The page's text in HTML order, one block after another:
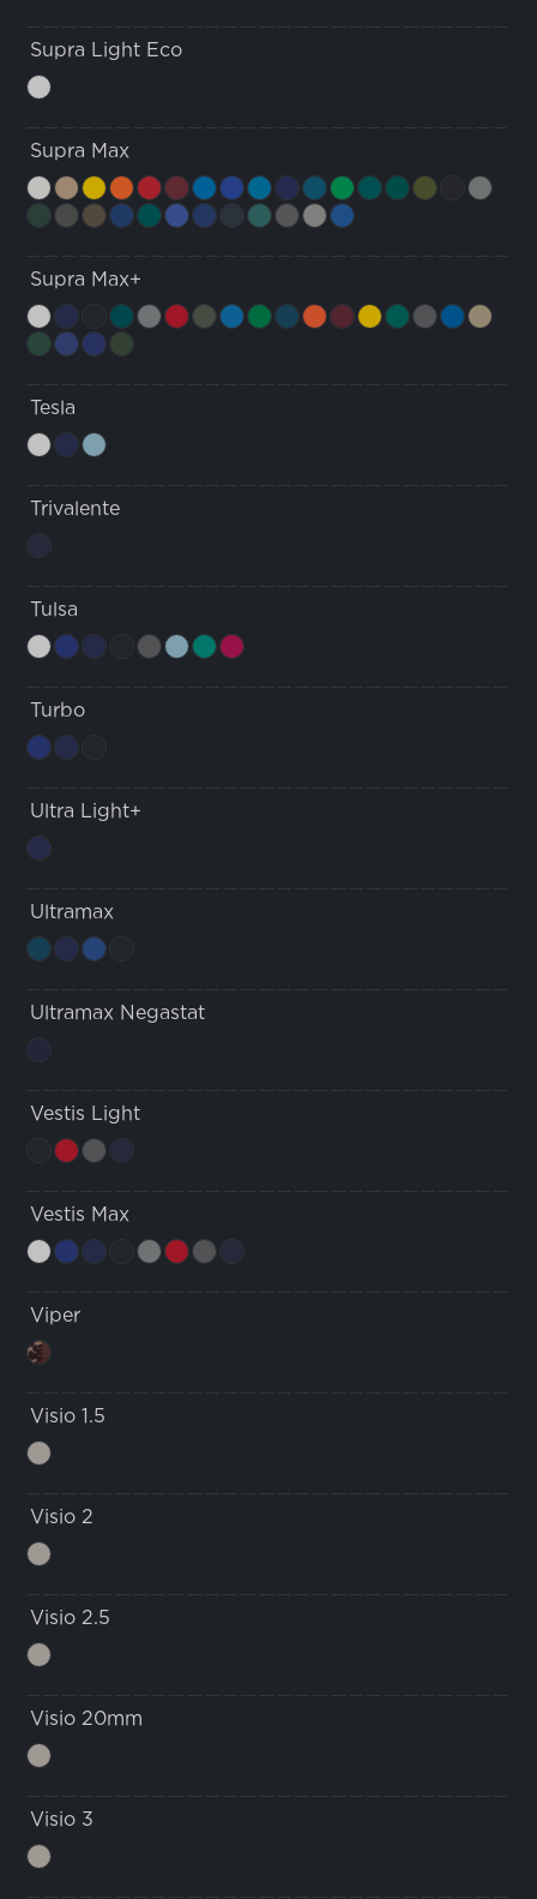
Supra Light Eco
Supra Max
Supra Max+
Tesla
Trivalente
Tulsa
Turbo
Ultra Light+
Ultramax
Ultramax Negastat
Vestis Light
Vestis Max
Viper
Visio 1.5
Visio 2
Visio 2.5
Visio 20mm
Visio 3